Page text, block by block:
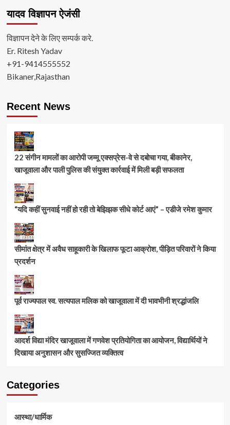
यादव विज्ञापन ऐजंसी
विज्ञापन देने के लिए सम्पर्क करे.
Er. Ritesh Yadav
+91-9414555552
Bikaner,Rajasthan
Recent News
22 संगीन मामलों का आरोपी जम्मू एक्सप्रेस-वे से दबोचा गया, बीकानेर,
खाजूवाला और पाली पुलिस की संयुक्त कार्रवाई में मिली बड़ी सफलता
“यदि कहीं सुनवाई नहीं हो रही तो बेझिझक सीधे कोर्ट आएं” – एडीजे रमेश कुमार
सीमांत क्षेत्र में अवैध साहूकारी के खिलाफ फूटा आक्रोश, पीड़ित परिवारों ने किया
प्रदर्शन
पूर्व राज्यपाल स्व. सत्यपाल मलिक को खाजूवाला में दी भावभीनी श्रद्धांजलि
आदर्श विद्या मंदिर खाजूवाला में गणवेश प्रतियोगिता का आयोजन, विद्यार्थियों ने
दिखाया अनुशासन और सुसज्जित व्यक्तित्व
Categories
आस्था/धार्मिक